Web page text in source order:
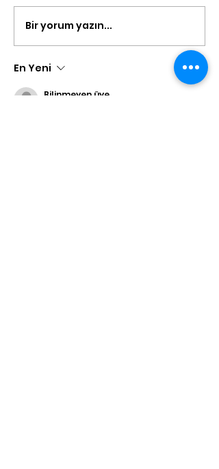
Bir yorum yazın...
En Yeni
Bilinmeyen üye